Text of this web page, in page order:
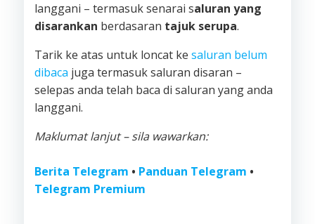
langgani – termasuk senarai saluran yang
disarankan berdasaran tajuk serupa.
Tarik ke atas untuk loncat ke saluran belum
dibaca juga termasuk saluran disaran –
selepas anda telah baca di saluran yang anda
langgani.
Maklumat lanjut – sila wawarkan:
Berita Telegram • Panduan Telegram •
Telegram Premium